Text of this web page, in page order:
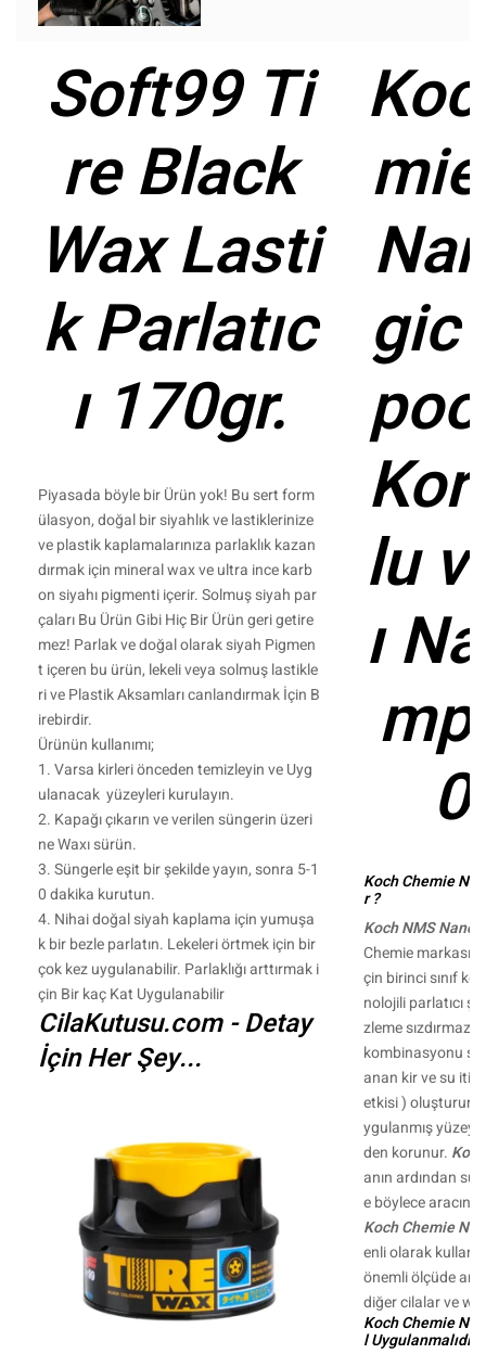
Soft99 Ti
re Black
Wax Lasti
k Parlatıc
ı 170gr.
Piyasada böyle bir Ürün yok! Bu sert form
ülasyon, doğal bir siyahlık ve lastiklerinize
ve plastik kaplamalarınıza parlaklık kazan
dırmak için mineral wax ve ultra ince karb
on siyahı pigmenti içerir. Solmuş siyah par
çaları Bu Ürün Gibi Hiç Bir Ürün geri getire
mez! Parlak ve doğal olarak siyah Pigmen
t içeren bu ürün, lekeli veya solmuş lastikle
ri ve Plastik Aksamları canlandırmak İçin B
irebirdir.
Ürünün kullanımı;
1. Varsa kirleri önceden temizleyin ve Uyg
ulanacak yüzeyleri kurulayın.
2. Kapağı çıkarın ve verilen süngerin üzeri
ne Waxı sürün.
3. Süngerle eşit bir şekilde yayın, sonra 5-1
0 dakika kurutun.
4. Nihai doğal siyah kaplama için yumuşa
k bir bezle parlatın. Lekeleri örtmek için bir
çok kez uygulanabilir. Parlaklığı arttırmak i
çin Bir kaç Kat Uygulanabilir
CilaKutusu.com - Detay
İçin Her Şey...
gic
lu
ı
Koch Chemie
r ?
Koch NMS Nano
Chemie
çin birinci sınıf
nolojili parlatıcı
zleme
kombinasyonu
anan kir ve su
etkisi ) oluşturur.
ygulanmış
den korunur.
anın ardından su
e böylece aracın
Koch Chemie
enli olarak
önemli ölçüde
diğer cilalar ve
Koch Chemie
l Uygulanmalıdır ?